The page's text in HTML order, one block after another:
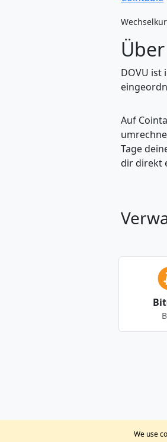
DOVU ist
Auf
Tage
dir direkt
We use